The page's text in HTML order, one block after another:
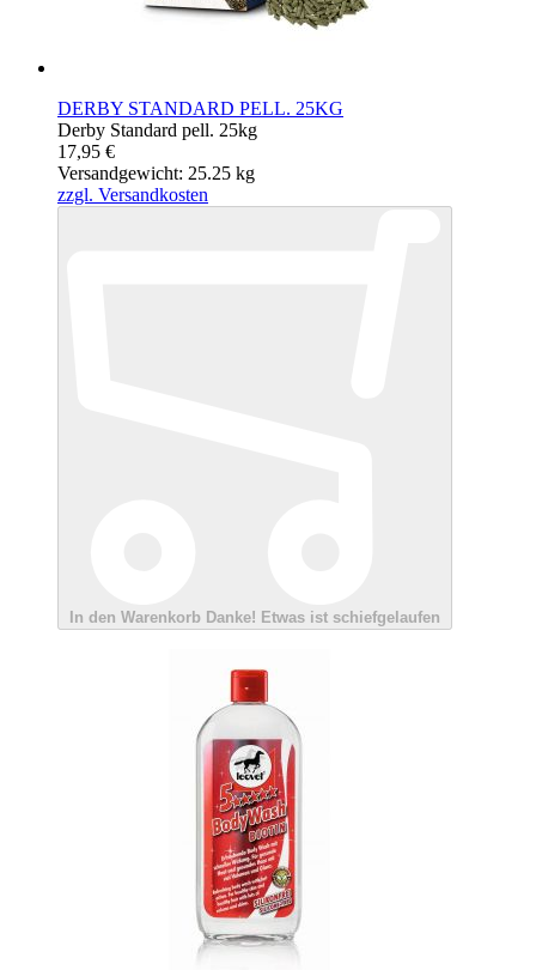
DERBY STANDARD PELL. 25KG
Derby Standard pell. 25kg
17,95 €
Versandgewicht: 25.25 kg
zzgl. Versandkosten
In den Warenkorb Danke! Etwas ist schiefgelaufen